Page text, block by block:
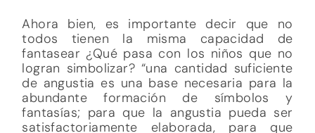
Ahora bien, es importante decir que no
todos tienen la misma capacidad de
fantasear ¿Qué pasa con los niños que no
logran simbolizar? “una cantidad suficiente
de angustia es una base necesaria para la
abundante formación de símbolos y
fantasías; para que la angustia pueda ser
satisfactoriamente elaborada, para que